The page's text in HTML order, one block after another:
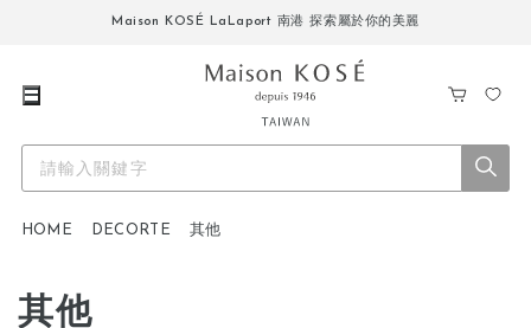
Maison KOSÉ LaLaport 南港 探索屬於你的美麗
HOME DECORTE 其他
其他